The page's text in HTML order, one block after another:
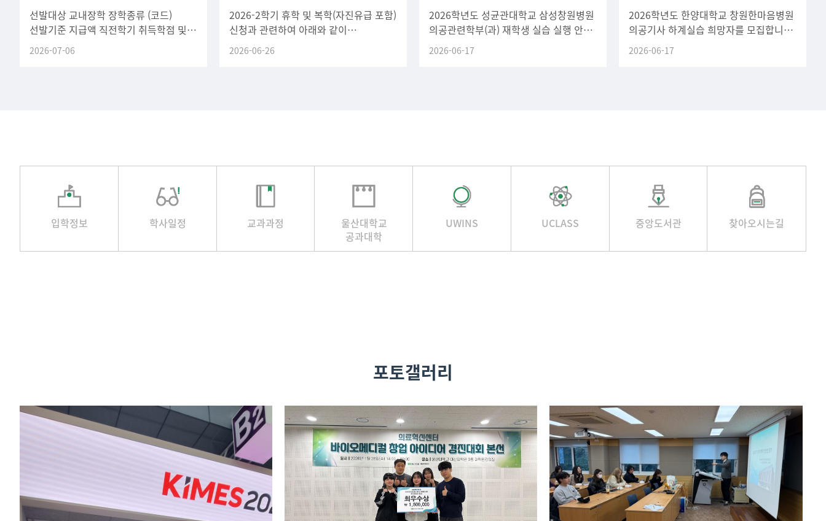
선발대상 교내장학 장학종류 (코드)
선발기준 지급액 직전학기 취득학점 및
평점평균 우수장학(재학생) (구.
2026-07-06
2026-2학기 휴학 및 복학(자진유급 포함)
신청과 관련하여 아래와 같이
안내드립니다.가. 휴학 및 복학 일정1)
(정규) 휴복학 및 자진유급(재학생 포함)
2026-06-26
2026학년도 성균관대학교 삼성창원병원
의공관련학부(과) 재학생 실습 실행 안내
1차 (4주) 2차 (4주) 신청 마감 기한
2026-06-17
2026학년도 한양대학교 창원한마음병원
의공기사 하계실습 희망자를 모집합니다.
기간: 2026년 07월 01일(수) ~ 2026년
08월 31일(월)실습비: 1인
2026-06-17
입학정보 학사일정 교과과정
울산대학교
공과대학
UWINS UCLASS 중앙도서관 찾아오시는길
포토갤러리